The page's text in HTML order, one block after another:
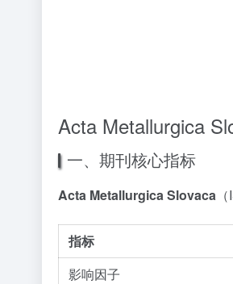
Acta Metallurgica
一、期刊核心指标
Acta Metallurgica Slovaca
指标
影响因子